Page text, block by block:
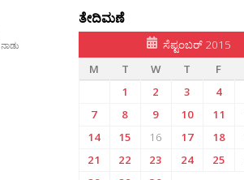
ನಾಡು
ತೇದಿಮಣೆ
ಸೆಪ್ಟಂಬರ್ 2015
M
T W T F
1
2 3 4
7
8 9 10 11
14
15 16 17 18
21
22 23 24 25